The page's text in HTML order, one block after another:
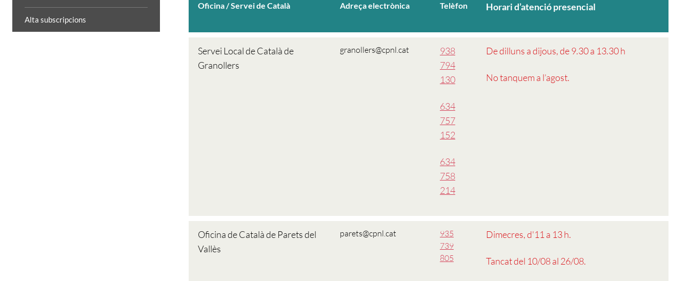
Alta subscripcions
Oficina / Servei de Català Adreça electrònica Telèfon Horari d’atenció presencial
Servei Local de Català de
Granollers
granollers@cpnl.cat
938
794
130
634
757
152
634
758
214
De dilluns a dijous, de 9.30 a 13.30 h
No tanquem a l’agost.
Oficina de Català de Parets del
Vallès
parets@cpnl.cat
935
739
805
Dimecres, d'11 a 13 h.
Tancat del 10/08 al 26/08.